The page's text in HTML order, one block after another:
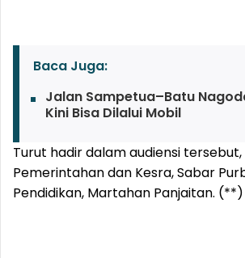
Baca Juga:
Jalan Sampetua–Batu
Kini Bisa Dilalui Mobil
Turut hadir dalam audiensi tersebut,
Pemerintahan dan Kesra, Sabar
Pendidikan, Martahan Panjaitan. (**)